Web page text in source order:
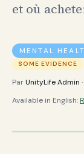
et où
MENTAL
SOME EVIDENCE
ParUnityLife Admin
Available in English: